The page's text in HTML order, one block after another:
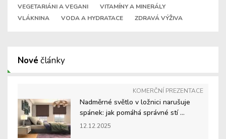
VEGETARIÁNI A VEGANI
VITAMÍNY A MINERÁLY
VLÁKNINA
VODA A HYDRATACE ZDRAVÁ VÝŽIVA
Nové články
KOMERČNÍ PREZENTACE
Nadměrné světlo v ložnici narušuje
spánek: jak pomáhá správné stí ...
12.12.2025